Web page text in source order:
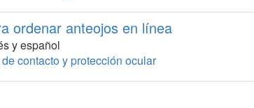
ordenar anteojos en línea
y español
contacto y protección ocular